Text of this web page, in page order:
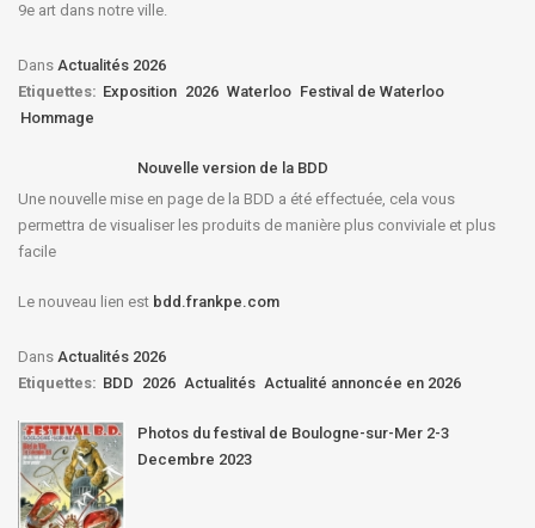
9e art dans notre ville.
Dans Actualités 2026
Etiquettes: Exposition 2026 Waterloo Festival de Waterloo
Hommage
Nouvelle version de la BDD
Une nouvelle mise en page de la BDD a été effectuée, cela vous
permettra de visualiser les produits de manière plus conviviale et plus
facile
Le nouveau lien est bdd.frankpe.com
Dans Actualités 2026
Etiquettes: BDD 2026 Actualités Actualité annoncée en 2026
Photos du festival de Boulogne-sur-Mer 2-3
Decembre 2023